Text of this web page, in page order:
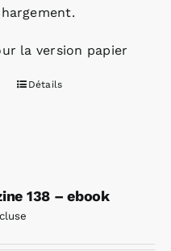
la version papier
Détails
138 – ebook